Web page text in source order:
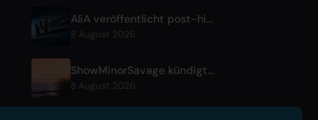
AliA veröffentlicht post-hiatus Album 'mate' und kündigt Tokyo Live an
8 August 2026
ShowMinorSavage kündigt neue digitale Single 'Gradation' an
8 August 2026